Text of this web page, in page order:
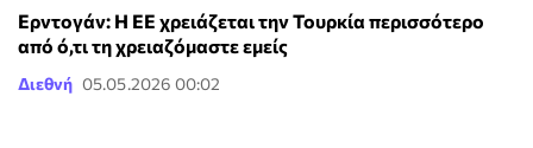
Ερντογάν: Η ΕΕ χρειάζεται την Τουρκία περισσότερο
από ό,τι τη χρειαζόμαστε εμείς
Διεθνή 05.05.2026 00:02